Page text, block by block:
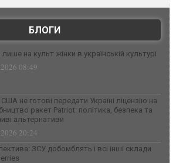
БЛОГИ
лише на культ жінки в українській культурі
08:49
не готові передати Україні ліцензію на
ракет Patriot: політика, безпека та
альтернативи
20:24
ЗСУ добомблять і всі інші склади